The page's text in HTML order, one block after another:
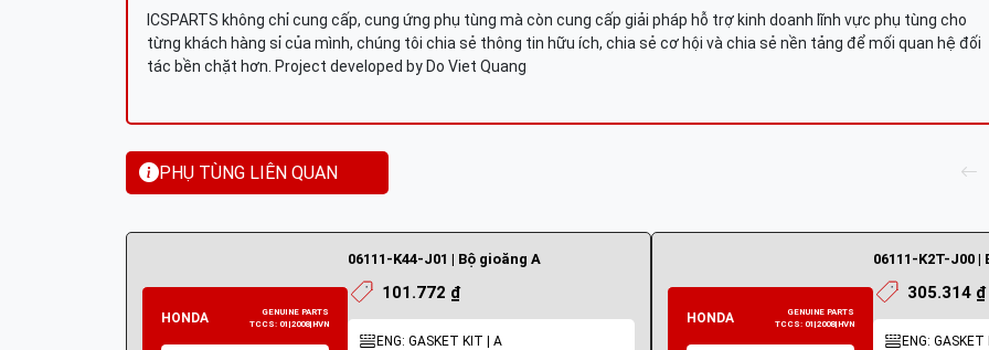
ICSPARTS không chỉ cung cấp, cung ứng phụ tùng mà còn cung cấp giải pháp hỗ trợ kinh doanh lĩnh vực phụ tùng cho
từng khách hàng sỉ của mình, chúng tôi chia sẻ thông tin hữu ích, chia sẻ cơ hội và chia sẻ nền tảng để mối quan hệ đối
tác bền chặt hơn. Project developed by Do Viet Quang
PHỤ TÙNG LIÊN QUAN
06111-K44-J01 | Bộ gioăng A
101.772 ₫
ENG: GASKET KIT | A
06111-K2T-J00 |
305.314 ₫
ENG: GASKET